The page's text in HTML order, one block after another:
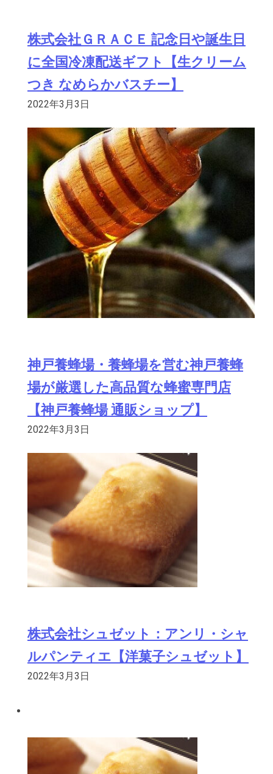
株式会社ＧＲＡＣＥ 記念日や誕生日
に全国冷凍配送ギフト【生クリーム
つき なめらかバスチー】
2022年3月3日
神戸養蜂場・養蜂場を営む神戸養蜂
場が厳選した高品質な蜂蜜専門店
【神戸養蜂場 通販ショップ】
2022年3月3日
株式会社シュゼット：アンリ・シャ
ルパンティエ【洋菓子シュゼット】
2022年3月3日